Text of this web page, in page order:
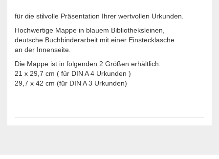
für die stilvolle Präsentation Ihrer wertvollen Urkunden.
Hochwertige Mappe in blauem Bibliotheksleinen,
deutsche Buchbinderarbeit mit einer Einstecklasche
an der Innenseite.
Die Mappe ist in folgenden 2 Größen erhältlich:
21 x 29,7 cm ( für DIN A 4 Urkunden )
29,7 x 42 cm (für DIN A 3 Urkunden)